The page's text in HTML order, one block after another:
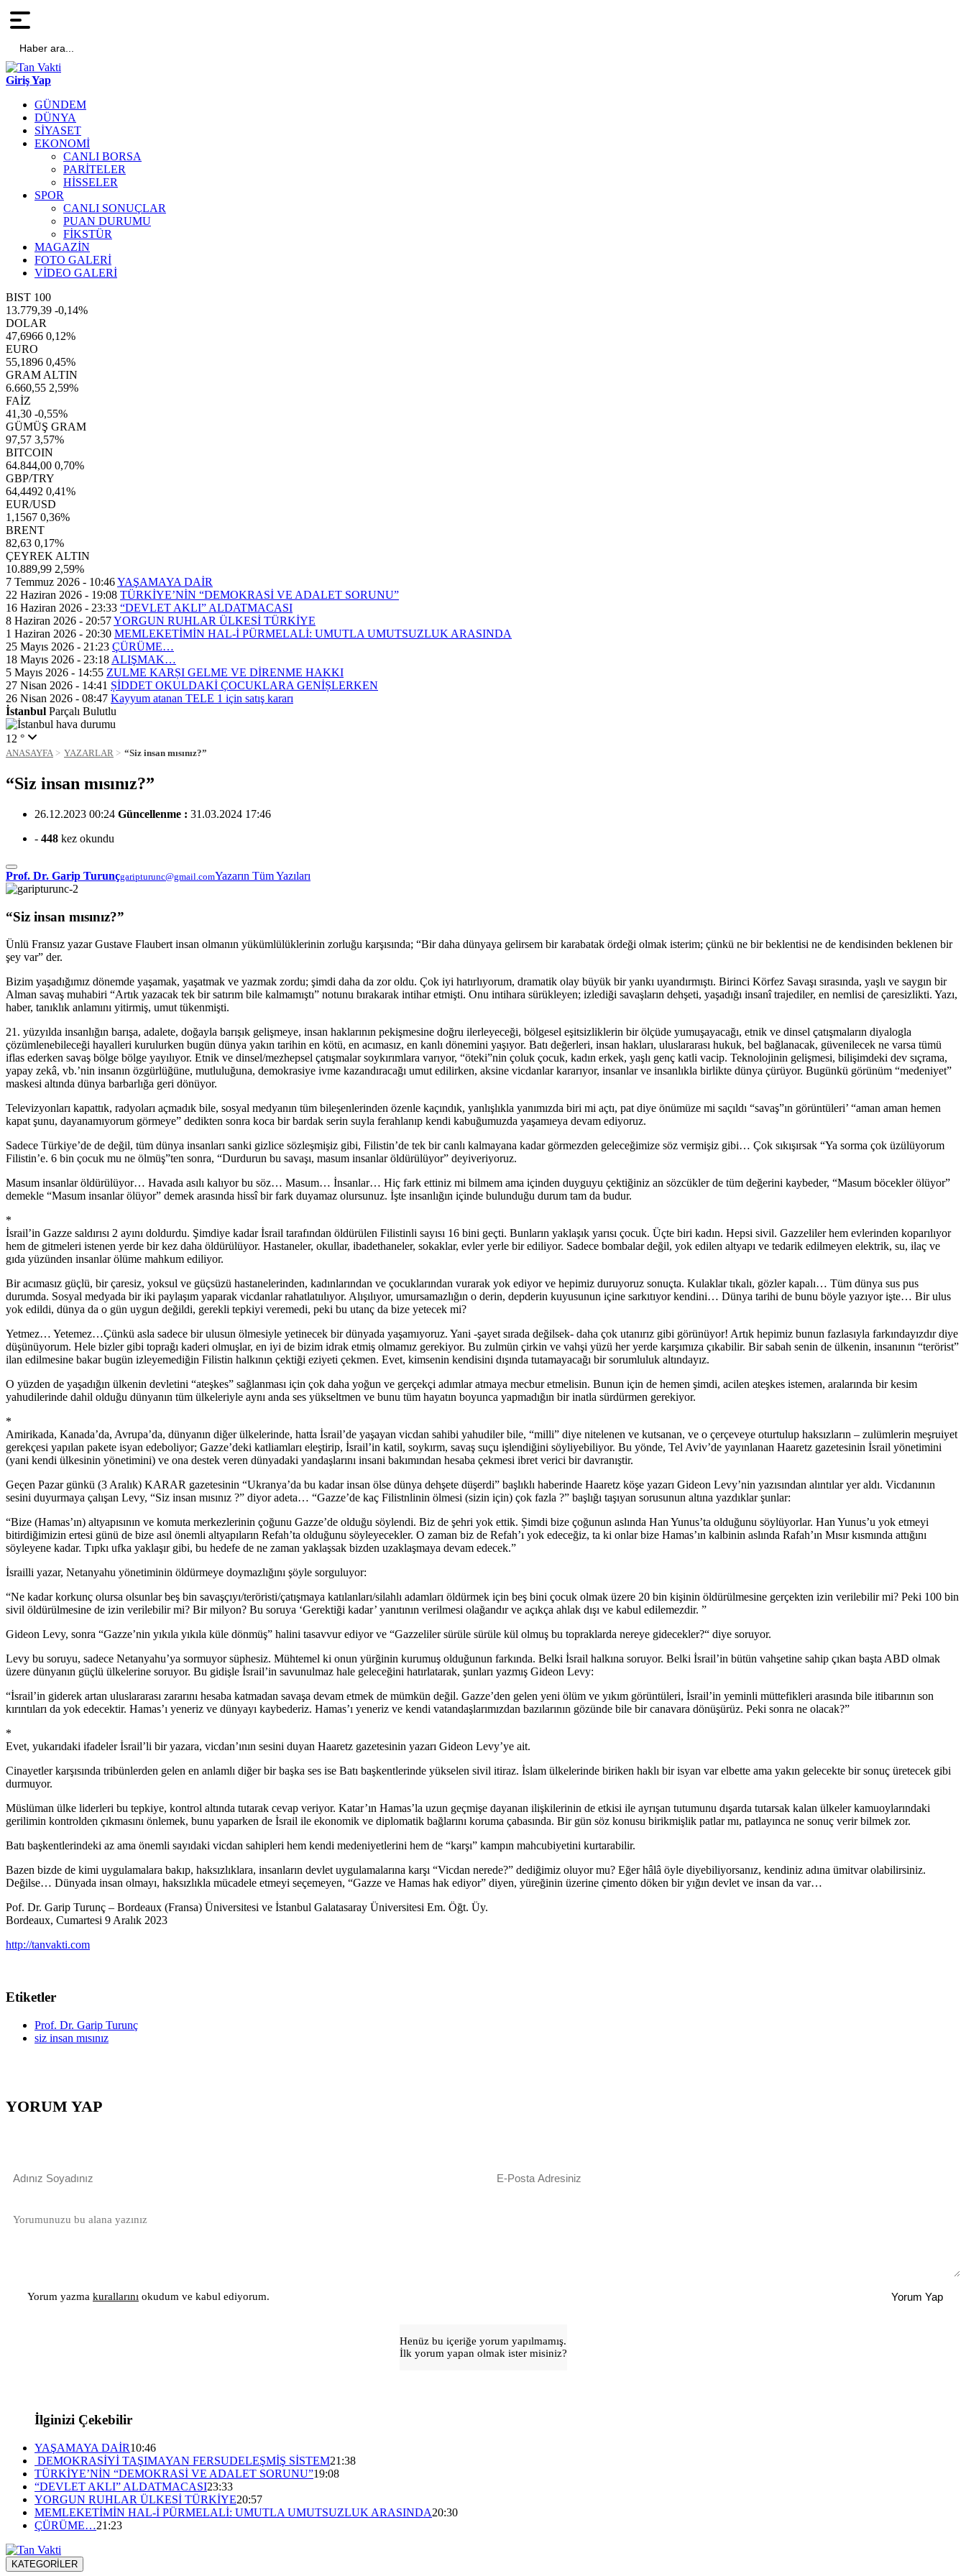
Haber ara...
Giriş Yap
GÜNDEM
DÜNYA
SİYASET
EKONOMİ
CANLI BORSA
PARİTELER
HİSSELER
SPOR
CANLI SONUÇLAR
PUAN DURUMU
FİKSTÜR
MAGAZİN
FOTO GALERİ
VİDEO GALERİ
BIST 100
13.779,39 -0,14%
DOLAR
47,6966 0,12%
EURO
55,1896 0,45%
GRAM ALTIN
6.660,55 2,59%
FAİZ
41,30 -0,55%
GÜMÜŞ GRAM
97,57 3,57%
BITCOIN
64.844,00 0,70%
GBP/TRY
64,4492 0,41%
EUR/USD
1,1567 0,36%
BRENT
82,63 0,17%
ÇEYREK ALTIN
10.889,99 2,59%
7 Temmuz 2026 - 10:46YAŞAMAYA DAİR
22 Haziran 2026 - 19:08 TÜRKİYE’NİN “DEMOKRASİ VE ADALET SORUNU”
16 Haziran 2026 - 23:33 “DEVLET AKLI” ALDATMACASI
8 Haziran 2026 - 20:57YORGUN RUHLAR ÜLKESİ TÜRKİYE
1 Haziran 2026 - 20:30 MEMLEKETİMİN HAL-İ PÜRMELALİ: UMUTLA UMUTSUZLUK ARASINDA
25 Mayıs 2026 - 21:23 ÇÜRÜME…
18 Mayıs 2026 - 23:18 ALIŞMAK…
5 Mayıs 2026 - 14:55 ZULME KARȘI GELME VE DİRENME HAKKI
27 Nisan 2026 - 14:41 ȘİDDET OKULDAKİ ÇOCUKLARA GENİȘLERKEN
26 Nisan 2026 - 08:47 Kayyum atanan TELE 1 için satış kararı
İstanbul Parçalı Bulutlu
12 °
ANASAYFA YAZARLAR “Siz insan mısınız?”
“Siz insan mısınız?”
26.12.2023 00:24 Güncellenme : 31.03.2024 17:46
- 448 kez okundu
Prof. Dr. Garip Turunçgaripturunc@gmail.comYazarın Tüm Yazıları
“Siz insan mısınız?”
Ünlü Fransız yazar Gustave Flaubert insan olmanın yükümlülüklerinin zorluğu karşısında; “Bir daha dünyaya gelirsem bir karabatak ördeği olmak isterim; çünkü ne bir beklentisi ne de kendisinden beklenen bir
şey var” der.
Bizim yaşadığımız dönemde yaşamak, yaşatmak ve yazmak zordu; şimdi daha da zor oldu. Çok iyi hatırlıyorum, dramatik olay büyük bir yankı uyandırmıştı. Birinci Körfez Savaşı sırasında, yaşlı ve saygın bir
Alman savaş muhabiri “Artık yazacak tek bir satırım bile kalmamıştı” notunu bırakarak intihar etmişti. Onu intihara sürükleyen; izlediği savaşların dehşeti, yaşadığı insanî trajediler, en nemlisi de çaresizlikti. Yazı,
haber, tanıklık anlamını yitirmiş, umut tükenmişti.
21. yüzyılda insanlığın barışa, adalete, doğayla barışık gelişmeye, insan haklarının pekişmesine doğru ilerleyeceği, bölgesel eşitsizliklerin bir ölçüde yumuşayacağı, etnik ve dinsel çatışmaların diyalogla
çözümlenebileceği hayalleri kurulurken bugün dünya yakın tarihin en kötü, en acımasız, en kanlı dönemini yaşıyor. Batı değerleri, insan hakları, uluslararası hukuk, bel bağlanacak, güvenilecek ne varsa tümü
iflas ederken savaş bölge bölge yayılıyor. Etnik ve dinsel/mezhepsel çatışmalar soykırımlara varıyor, “öteki”nin çoluk çocuk, kadın erkek, yaşlı genç katli vacip. Teknolojinin gelişmesi, bilişimdeki dev sıçrama,
yapay zekâ, vb.’nin insanın özgürlüğüne, mutluluğuna, demokrasiye ivme kazandıracağı umut edilirken, aksine vicdanlar kararıyor, insanlar ve insanlıkla birlikte dünya çürüyor. Bugünkü görünüm “medeniyet”
maskesi altında dünya barbarlığa geri dönüyor.
Televizyonları kapattık, radyoları açmadık bile, sosyal medyanın tüm bileşenlerinden özenle kaçındık, yanlışlıkla yanımızda biri mi açtı, pat diye önümüze mi saçıldı “savaş”ın görüntüleri’ “aman aman hemen
kapat şunu, dayanamıyorum görmeye” dedikten sonra koca bir bardak serin suyla ferahlanıp kendi kabuğumuzda yaşamıeya devam ediyoruz.
Sadece Türkiye’de de değil, tüm dünya insanları sanki gizlice sözleşmişiz gibi, Filistin’de tek bir canlı kalmayana kadar görmezden geleceğimize söz vermişiz gibi… Çok sıkışırsak “Ya sorma çok üzülüyorum
Filistin’e. 6 bin çocuk mu ne ölmüş”ten sonra, “Durdurun bu savaşı, masum insanlar öldürülüyor” deyiveriyoruz.
Masum insanlar öldürülüyor… Havada asılı kalıyor bu söz… Masum… İnsanlar… Hiç fark ettiniz mi bilmem ama içinden duyguyu çektiğiniz an sözcükler de tüm değerini kaybeder, “Masum böcekler ölüyor”
demekle “Masum insanlar ölüyor” demek arasında hissî bir fark duyamaz olursunuz. İşte insanlığın içinde bulunduğu durum tam da budur.
*
İsrail’in Gazze saldırısı 2 ayını doldurdu. Şimdiye kadar İsrail tarafından öldürülen Filistinli sayısı 16 bini geçti. Bunların yaklaşık yarısı çocuk. Üçte biri kadın. Hepsi sivil. Gazzeliler hem evlerinden koparılıyor
hem de gitmeleri istenen yerde bir kez daha öldürülüyor. Hastaneler, okullar, ibadethaneler, sokaklar, evler yerle bir ediliyor. Sadece bombalar değil, yok edilen altyapı ve tedarik edilmeyen elektrik, su, ilaç ve
gıda yüzünden insanlar ölüme mahkum ediliyor.
Bir acımasız güçlü, bir çaresiz, yoksul ve güçsüzü hastanelerinden, kadınlarından ve çocuklarından vurarak yok ediyor ve hepimiz duruyoruz sonuçta. Kulaklar tıkalı, gözler kapalı… Tüm dünya sus pus
durumda. Sosyal medyada bir iki paylaşım yaparak vicdanlar rahatlatıılıyor. Alışılıyor, umursamazlığın o derin, depderin kuyusunun içine sarkıtıyor kendini… Dünya tarihi de bunu böyle yazıyor işte… Bir ulus
yok edildi, dünya da o gün uygun değildi, gerekli tepkiyi veremedi, peki bu utanç da bize yetecek mi?
Yetmez… Yetemez…Çünkü asla sadece bir ulusun ölmesiyle yetinecek bir dünyada yaşamıyoruz. Yani -şayet sırada değilsek- daha çok utanırız gibi görünüyor! Artık hepimiz bunun fazlasıyla farkındayızdır diye
düşünüyorum. Hele bizler gibi toprağı kaderi olmuşlar, en iyi de bizim idrak etmiş olmamız gerekiyor. Bu zulmün çirkin ve vahşi yüzü her yerde karşımıza çıkabilir. Bir sabah senin de ülkenin, insanının “terörist”
ilan edilmesine bakar bugün izleyemediğin Filistin halkının çektiği eziyeti çekmen. Evet, kimsenin kendisini dışında tutamayacağı bir sorumluluk altındayız.
O yüzden de yaşadığın ülkenin devletini “ateşkes” sağlanması için çok daha yoğun ve gerçekçi adımlar atmaya mecbur etmelisin. Bunun için de hemen şimdi, acilen ateşkes istemen, aralarında bir kesim
yahudilerinde dahil olduğu dünyanın tüm ülkeleriyle aynı anda ses yükseltmen ve bunu tüm hayatın boyunca yapmadığın bir inatla sürdürmen gerekiyor.
*
Amirikada, Kanada’da, Avrupa’da, dünyanın diğer ülkelerinde, hatta İsrail’de yaşayan vicdan sahibi yahudiler bile, “milli” diye nitelenen ve kutsanan, ve o çerçeveye oturtulup haksızların – zulümlerin meşruiyet
gerekçesi yapılan pakete isyan edeboliyor; Gazze’deki katliamları eleştirip, İsrail’in katil, soykırm, savaş suçu işlendiğini söyliyebiliyor. Bu yönde, Tel Aviv’de yayınlanan Haaretz gazetesinin İsrail yönetimini
(yani kendi ülkesinin yönetimini) ve ona destek veren dünyadaki yandaşlarını insani bakımından hesaba çekmesi ibret verici bir davranıştir.
Geçen Pazar günkü (3 Aralık) KARAR gazetesinin “Ukranya’da bu kadar insan ölse dünya dehşete düşerdi” başlıklı haberinde Haaretz köşe yazarı Gideon Levy’nin yazısından alıntılar yer aldı. Vicdanının
sesini duyurmaya çalışan Levy, “Siz insan mısınız ?” diyor adeta… “Gazze’de kaç Filistnlinin ölmesi (sizin için) çok fazla ?” başlığı taşıyan sorusunun altına yazdıklar şunlar:
“Bize (Hamas’ın) altyapısının ve komuta merkezlerinin çoğunu Gazze’de olduğu söylendi. Biz de şehri yok ettik. Șimdi bize çoğunun aslında Han Yunus’ta olduğunu söylüyorlar. Han Yunus’u yok etmeyi
bitirdiğimizin ertesi günü de bize asıl önemli altyapıların Refah’ta olduğunu söyleyecekler. O zaman biz de Refah’ı yok edeceğiz, ta ki onlar bize Hamas’ın kalbinin aslında Rafah’ın Mısır kısmında attığını
söyleyene kadar. Tıpkı ufka yaklaşır gibi, bu hedefe de ne zaman yaklaşsak bizden uzaklaşmaya devam edecek.”
İsrailli yazar, Netanyahu yönetiminin öldürmeye doymazlığını şöyle sorguluyor:
“Ne kadar korkunç olursa olsunlar beş bin savaşçıyı/teröristi/çatışmaya katılanları/silahlı adamları öldürmek için beş bini çocuk olmak üzere 20 bin kişinin öldürülmesine gerçekten izin verilebilir mi? Peki 100 bin
sivil öldürülmesine de izin verilebilir mi? Bir milyon? Bu soruya ‘Gerektiği kadar’ yanıtının verilmesi olağandır ve açıkça ahlak dışı ve kabul edilemezdir. ”
Gideon Levy, sonra “Gazze’nin yıkıla yıkıla küle dönmüş” halini tasavvur ediyor ve “Gazzeliler sürüle sürüle kül olmuş bu topraklarda nereye gidecekler?“ diye soruyor.
Levy bu soruyu, sadece Netanyahu’ya sormuyor süphesiz. Mühtemel ki onun yürğinin kurumuş olduğunun farkında. Belki İsrail halkına soruyor. Belki İsrail’in bütün vahşetine sahip çıkan başta ABD olmak
üzere dünyanın güçlü ülkelerine soruyor. Bu gidişle İsrail’in savunulmaz hale geleceğini hatırlatarak, şunları yazmış Gideon Levy:
“İsrail’in giderek artan uluslararası zararını hesaba katmadan savaşa devam etmek de mümkün değil. Gazze’den gelen yeni ölüm ve yıkım görüntüleri, İsrail’in yeminli müttefikleri arasında bile itibarının son
kırıntıları da yok edecektir. Hamas’ı yeneriz ve dünyayı kaybederiz. Hamas’ı yeneriz ve kendi vatandaşlarımızdan bazılarının gözünde bile bir canavara dönüşürüz. Peki sonra ne olacak?”
*
Evet, yukarıdaki ifadeler İsrail’li bir yazara, vicdan’ının sesini duyan Haaretz gazetesinin yazarı Gideon Levy’ye ait.
Cinayetler karşısında tribünlerden gelen en anlamlı diğer bir başka ses ise Batı başkentlerinde yükselen sivil itiraz. İslam ülkelerinde biriken haklı bir isyan var elbette ama yakın gelecekte bir sonuç üretecek gibi
durmuyor.
Müslüman ülke liderleri bu tepkiye, kontrol altında tutarak cevap veriyor. Katar’ın Hamas’la uzun geçmişe dayanan ilişkilerinin de etkisi ile ayrışan tutumunu dışarda tutarsak kalan ülkeler kamuoylarındaki
gerilimin kontrolden çıkmasını önlemek, bunu yaparken de İsrail ile ekonomik ve diplomatik bağlarını koruma çabasında. Bir gün söz konusu birikmişlik patlar mı, patlayınca ne sonuç verir bilmek zor.
Batı başkentlerindeki az ama önemli sayıdaki vicdan sahipleri hem kendi medeniyetlerini hem de “karşı” kampın mahcubiyetini kurtarabilir.
Bazen bizde de kimi uygulamalara bakıp, haksızlıklara, insanların devlet uygulamalarına karşı “Vicdan nerede?” dediğimiz oluyor mu? Eğer hâlâ öyle diyebiliyorsanız, kendiniz adına ümitvar olabilirsiniz.
Değilse… Dünyada insan olmayı, haksızlıkla mücadele etmeyi seçemeyen, “Gazze ve Hamas hak ediyor” diyen, yüreğinin üzerine çimento döken bir yığın devlet ve insan da var…
Pof. Dr. Garip Turunç – Bordeaux (Fransa) Üniversitesi ve İstanbul Galatasaray Üniversitesi Em. Öğt. Üy.
Bordeaux, Cumartesi 9 Aralık 2023
http://tanvakti.com
Etiketler
Prof. Dr. Garip Turunç
siz insan mısınız
YORUM YAP
Yorum yazma kurallarını okudum ve kabul ediyorum. Yorum Yap
Henüz bu içeriğe yorum yapılmamış.
İlk yorum yapan olmak ister misiniz?
İlginizi Çekebilir
YAŞAMAYA DAİR10:46
DEMOKRASİYİ TAŞIMAYAN FERSUDELEŞMİŞ SİSTEM21:38
TÜRKİYE’NİN “DEMOKRASİ VE ADALET SORUNU”19:08
“DEVLET AKLI” ALDATMACASI23:33
YORGUN RUHLAR ÜLKESİ TÜRKİYE20:57
MEMLEKETİMİN HAL-İ PÜRMELALİ: UMUTLA UMUTSUZLUK ARASINDA20:30
ÇÜRÜME…21:23
KATEGORİLER